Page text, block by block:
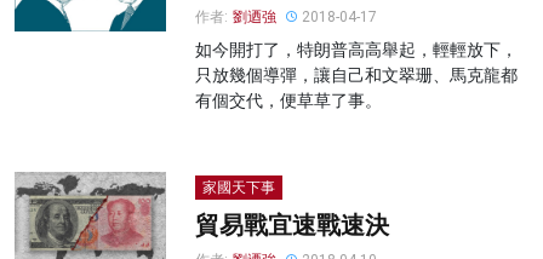
作者: 劉迺強 2018-04-17
如今開打了，特朗普高高舉起，輕輕放下，
只放幾個導彈，讓自己和文翠珊、馬克龍都
有個交代，便草草了事。
家國天下事
貿易戰宜速戰速決